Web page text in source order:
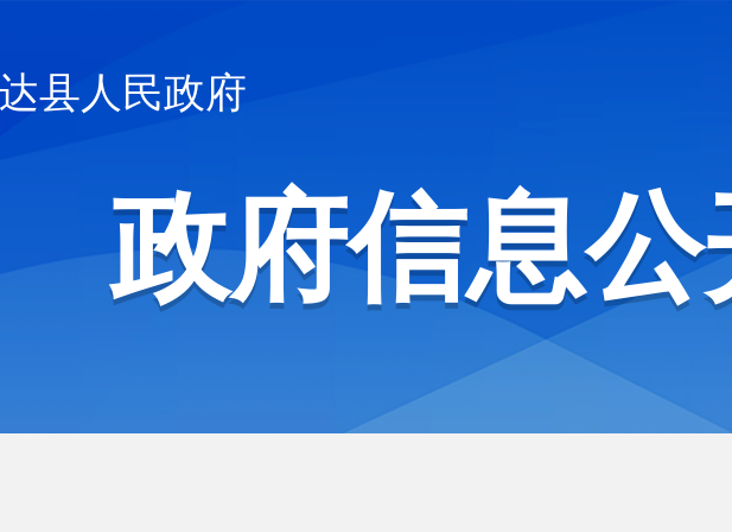
县人民政府
政府信息公